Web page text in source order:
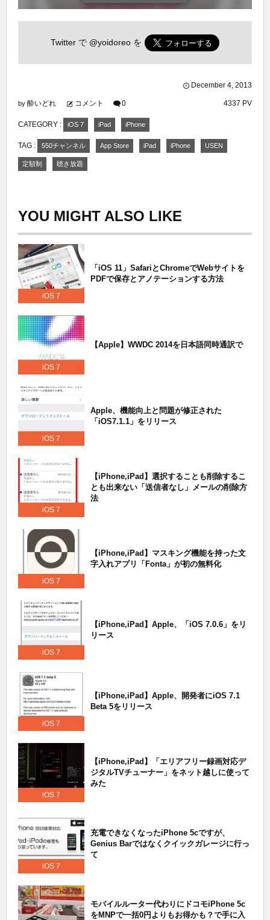
Twitter で @yoidoreo を
December 4, 2013
by 酔いどれ コメント 0 4337 PV
CATEGORY : iOS 7 iPad iPhone
TAG : 550チャンネル App Store iPad iPhone USEN
定額制 聴き放題
YOU MIGHT ALSO LIKE
iOS 7
「iOS 11」SafariとChromeでWebサイトを
PDFで保存とアノテーションする方法
iOS 7
【Apple】WWDC 2014を日本語同時通訳で
iOS 7
Apple、機能向上と問題が修正された
「iOS7.1.1」をリリース
iOS 7
【iPhone,iPad】選択することも削除するこ
とも出来ない「送信者なし」メールの削除方
法
iOS 7
【iPhone,iPad】マスキング機能を持った文
字入れアプリ「Fonta」が初の無料化
iOS 7
【iPhone,iPad】Apple、「iOS 7.0.6」をリ
リース
iOS 7
【iPhone,iPad】Apple、開発者にiOS 7.1
Beta 5をリリース
iOS 7
【iPhone,iPad】「エリアフリー録画対応デ
ジタルTVチューナー」をネット越しに使って
みた
iOS 7
充電できなくなったiPhone 5cですが、
Genius Barではなくクイックガレージに行っ
て
モバイルルーター代わりにドコモiPhone 5c
をMNPで一括0円よりもお得かも？で手に入